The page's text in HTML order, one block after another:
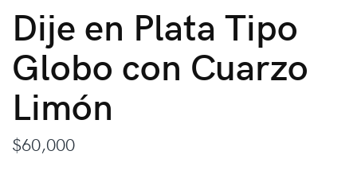
Dije en Plata Tipo
Globo con Cuarzo
Limón
$60,000